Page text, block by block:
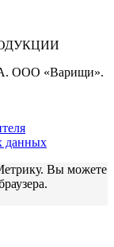
ООО «Варищи».
данных
Вы можете